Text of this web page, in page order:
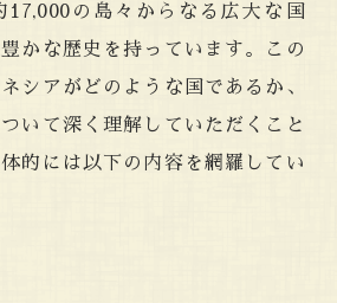
17,000の島々からなる広大な国
かな歴史を持っています。この
シアがどのような国であるか、
いて深く理解していただくこと
的には以下の内容を網羅してい